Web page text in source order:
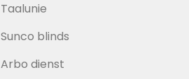
Taalunie
Sunco blinds
Arbo dienst